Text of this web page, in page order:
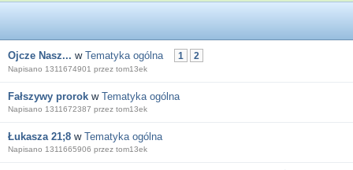
Ojcze Nasz... w Tematyka ogólna 1 2
Napisano 1311674901 przez tom13ek
Fałszywy prorok w Tematyka ogólna
Napisano 1311672387 przez tom13ek
Łukasza 21;8 w Tematyka ogólna
Napisano 1311665906 przez tom13ek